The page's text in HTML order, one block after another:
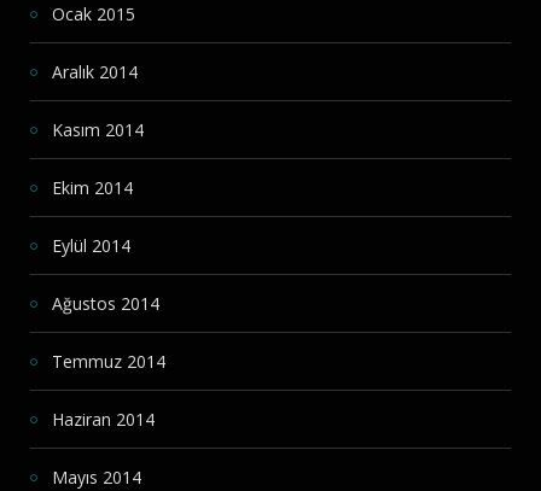
Ocak 2015
Aralık 2014
Kasım 2014
Ekim 2014
Eylül 2014
Ağustos 2014
Temmuz 2014
Haziran 2014
Mayıs 2014